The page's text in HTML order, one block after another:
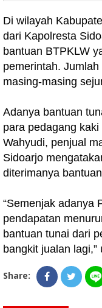
Di wilayah
dari Kapolresta
bantuan BTPKLW
pemerintah.
masing-masing
Adanya bantuan
para pedagang
Wahyudi, penjual
Sidoarjo
diterimanya
“Semenjak adanya
pendapatan
bantuan tunai dari
bangkit jualan
Share: